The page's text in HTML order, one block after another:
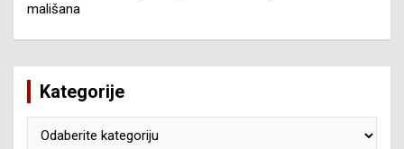
mališana
Kategorije